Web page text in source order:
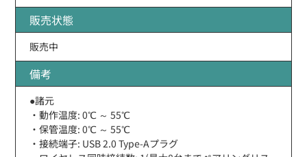
販売状態
販売中
備考
●諸元
・動作温度: 0℃ ～ 55℃
・保管温度: 0℃ ～ 55℃
・接続端子: USB 2.0 Type-Aプラグ